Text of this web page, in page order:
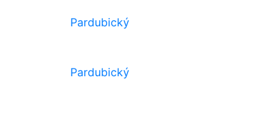
Pardubický
Pardubický